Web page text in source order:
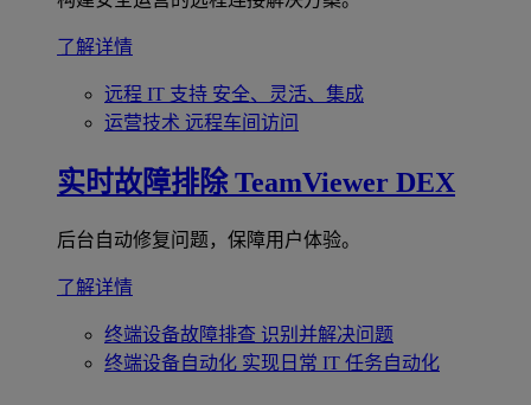
了解详情
远程 IT 支持 安全、灵活、集成
运营技术 远程车间访问
实时故障排除 TeamViewer DEX
后台自动修复问题，保障用户体验。
了解详情
终端设备故障排查 识别并解决问题
终端设备自动化 实现日常 IT 任务自动化